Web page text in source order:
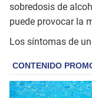
sobredosis de
puede provocar la
Los síntomas de